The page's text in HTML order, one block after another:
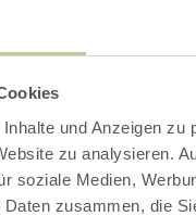
und Anzeigen
zu analysieren.
soziale Medien,
zusammen, die